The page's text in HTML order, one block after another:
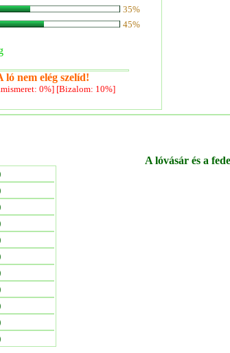
35%
45%
ló nem elég szelíd!
0%] [Bizalom: 10%]
A lóvásár és a